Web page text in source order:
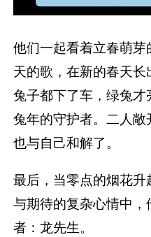
他们一起看着立春萌
天的歌，在新的春天
兔子都下了车，绿兔
兔年的守护者。二人
也与自己和解了。
最后，当零点的烟花
与期待的复杂心情中
者：龙先生。